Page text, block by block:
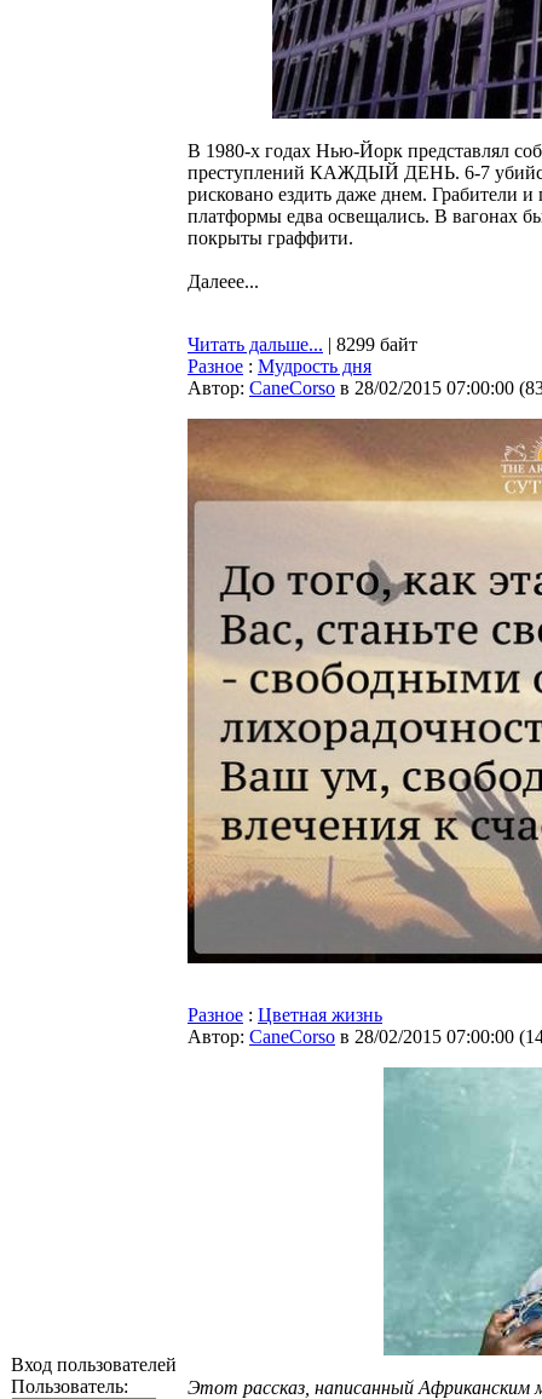
Вход пользователей
Пользователь:
В 1980-х годах Нью-Йорк представлял
преступлений КАЖДЫЙ ДЕНЬ. 6-7
рисковано ездить даже днем.
платформы едва освещались. В вагонах
покрыты граффити.
Далеее...
Читать дальше... | 8299 байт
Разное : Мудрость дня
Автор: CaneCorso в 28/02/2015 07:00:00 (
Разное : Цветная жизнь
Автор: CaneCorso в 28/02/2015 07:00:00 (
Этот рассказ, написанный Африканским